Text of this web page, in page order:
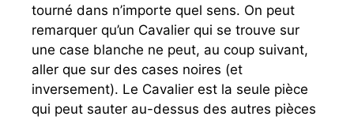
tourné dans n’importe quel sens. On peut
remarquer qu’un Cavalier qui se trouve sur
une case blanche ne peut, au coup suivant,
aller que sur des cases noires (et
inversement). Le Cavalier est la seule pièce
qui peut sauter au-dessus des autres pièces